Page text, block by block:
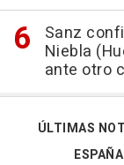
Sanz
Niebla
ante otro
ÚLTIMAS
ESPAÑA